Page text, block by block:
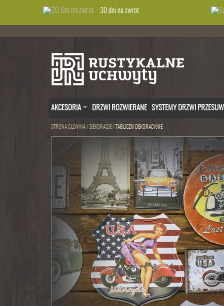
30 dni na zwrot
AKCESORIA DRZWI ROZWIERANE SYSTEMY DRZWI
STRONA GŁÓWNA/ DEKORACJE/ TABLICZKI DEKORACYJNE